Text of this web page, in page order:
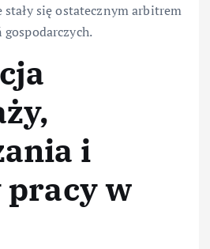
się ostatecznym arbitrem
gospodarczych.
i
w